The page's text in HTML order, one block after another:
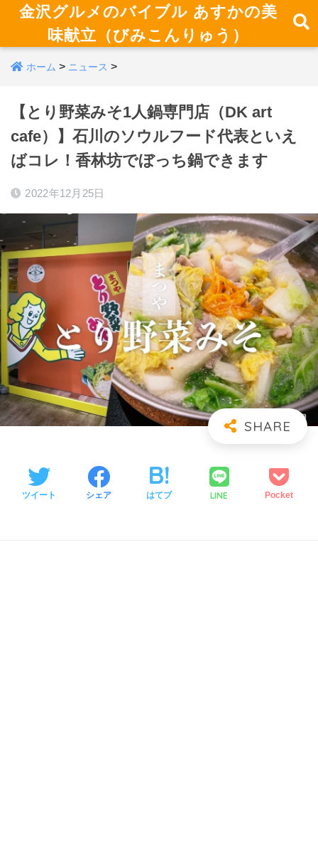
金沢グルメのバイブル あすかの美
味献立（びみこんりゅう）
ホーム > ニュース >
【とり野菜みそ1人鍋専門店（DK art
cafe）】石川のソウルフード代表といえ
ばコレ！香林坊でぼっち鍋できます
2022年12月25日
ツイート シェア はてブ LINE Pocket